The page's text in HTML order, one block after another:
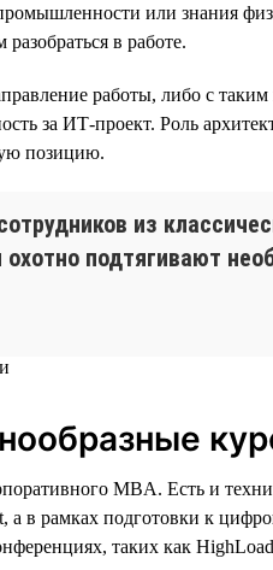
или знания
в работе.
работы, либо с
за ИТ-проект. Роль
позицию.
из
охотно подтягивают
MBA. Есть и
а в рамках подготовки к
таких как